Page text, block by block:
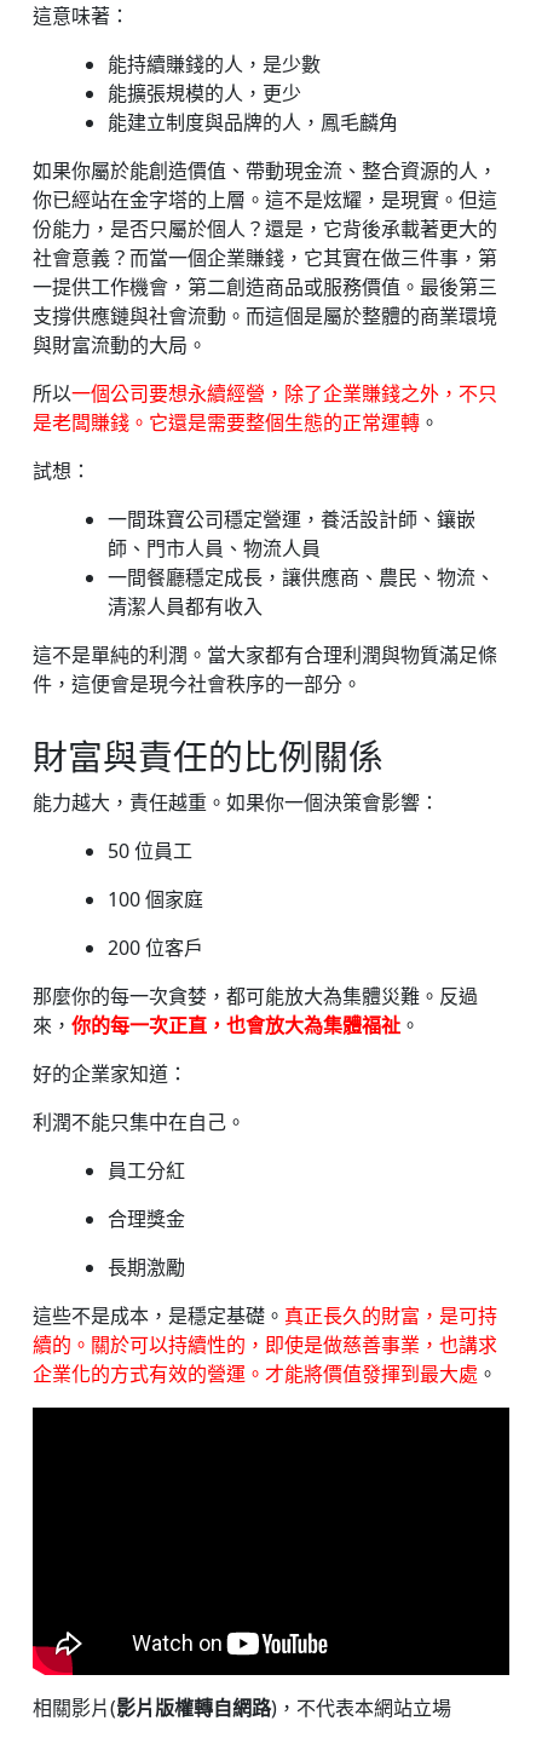
這意味著：
能持續賺錢的人，是少數
能擴張規模的人，更少
能建立制度與品牌的人，鳳毛麟角
如果你屬於能創造價值、帶動現金流、整合資源的人，
你已經站在金字塔的上層。這不是炫耀，是現實。但這
份能力，是否只屬於個人？還是，它背後承載著更大的
社會意義？而當一個企業賺錢，它其實在做三件事，第
一提供工作機會，第二創造商品或服務價值。最後第三
支撐供應鏈與社會流動。而這個是屬於整體的商業環境
與財富流動的大局。
所以一個公司要想永續經營，除了企業賺錢之外，不只
是老闆賺錢。它還是需要整個生態的正常運轉 。
試想：
一間珠寶公司穩定營運，養活設計師、鑲嵌
師、門市人員、物流人員
一間餐廳穩定成長，讓供應商、農民、物流、
清潔人員都有收入
這不是單純的利潤。當大家都有合理利潤與物質滿足條
件，這便會是現今社會秩序的一部分。
財富與責任的比例關係
能力越大，責任越重。如果你一個決策會影響：
50 位員工
100 個家庭
200 位客戶
那麼你的每一次貪婪，都可能放大為集體災難。反過
來， 你的每一次正直，也會放大為集體福祉 。
好的企業家知道：
利潤不能只集中在自己。
員工分紅
合理獎金
長期激勵
這些不是成本，是穩定基礎。 真正長久的財富，是可持
續的。關於可以持續性的，即使是做慈善事業，也講求
企業化的方式有效的營運。才能將價值發揮到最大處 。
相關影片(影片版權轉自網路)，不代表本網站立場